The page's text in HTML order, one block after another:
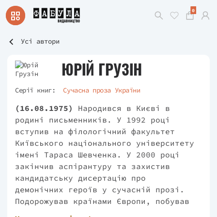
0
Усі автори
ЮРІЙ ГРУЗІН
Серії книг: Сучасна проза України
(16.08.1975)
Народився в Києві в
родині письменників. У 1992 році
вступив на філологічний факультет
Київського національного університету
імені Тараса Шевченка. У 2000 році
закінчив аспірантуру та захистив
кандидатську дисертацію про
демонічних героїв у сучасній прозі.
Подорожував країнами Європи, побував